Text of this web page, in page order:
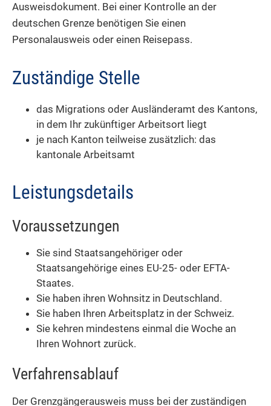
Ausweisdokument. Bei einer Kontrolle an der
deutschen Grenze benötigen Sie einen
Personalausweis oder einen Reisepass.
Zuständige Stelle
das Migrations oder Ausländeramt des Kantons,
in dem Ihr zukünftiger Arbeitsort liegt
je nach Kanton teilweise zusätzlich: das
kantonale Arbeitsamt
Leistungsdetails
Voraussetzungen
Sie sind Staatsangehöriger oder
Staatsangehörige eines EU-25- oder EFTA-
Staates.
Sie haben ihren Wohnsitz in Deutschland.
Sie haben Ihren Arbeitsplatz in der Schweiz.
Sie kehren mindestens einmal die Woche an
Ihren Wohnort zurück.
Verfahrensablauf
Der Grenzgängerausweis muss bei der zuständigen